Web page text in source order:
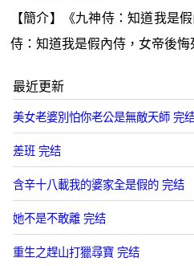
【簡介】《九神侍：知道我是
侍：知道我是假內侍，女帝後悔
最近更新
美女老婆別怕你老公是無敵天師 完
差班 完结
含辛十八載我的婆家全是假的 完结
她不是不敢離 完结
重生之趕山打獵尋寶 完结